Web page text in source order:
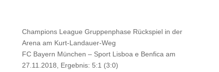
Champions League Gruppenphase Rückspiel in der
Arena am Kurt-Landauer-Weg
FC Bayern München – Sport Lisboa e Benfica am
27.11.2018, Ergebnis: 5:1 (3:0)